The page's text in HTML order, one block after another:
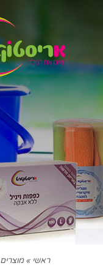
ראשי » מוצרים